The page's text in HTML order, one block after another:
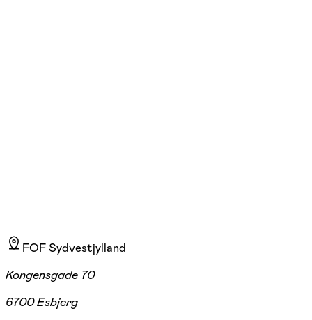
FOF Sydvestjylland
Kongensgade 70
6700 Esbjerg